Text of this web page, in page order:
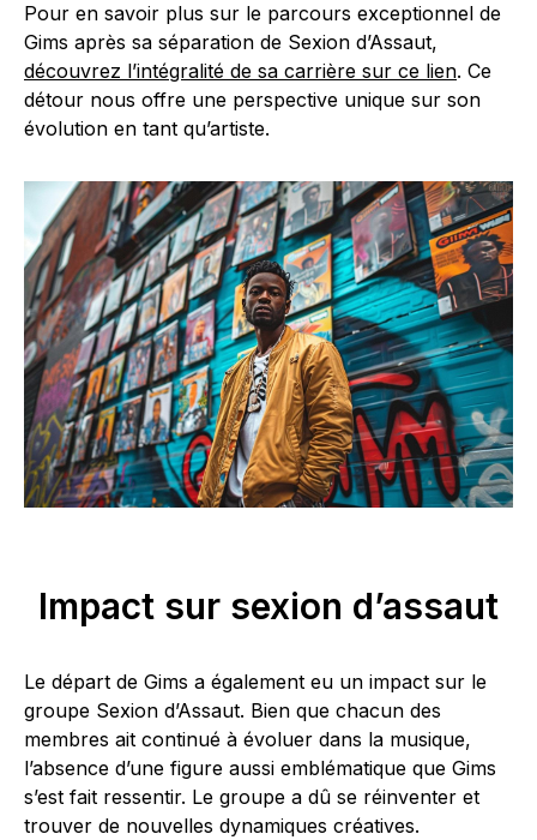
Pour en savoir plus sur le parcours exceptionnel de
Gims après sa séparation de Sexion d’Assaut,
découvrez l’intégralité de sa carrière sur ce lien. Ce
détour nous offre une perspective unique sur son
évolution en tant qu’artiste.
Impact sur sexion d’assaut
Le départ de Gims a également eu un impact sur le
groupe Sexion d’Assaut. Bien que chacun des
membres ait continué à évoluer dans la musique,
l’absence d’une figure aussi emblématique que Gims
s’est fait ressentir. Le groupe a dû se réinventer et
trouver de nouvelles dynamiques créatives.